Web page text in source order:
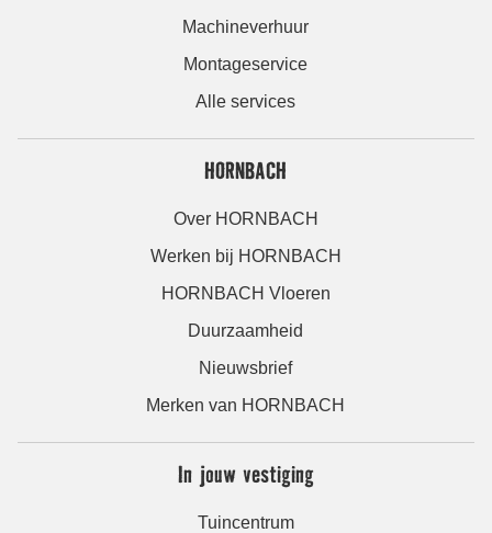
Machineverhuur
Montageservice
Alle services
HORNBACH
Over HORNBACH
Werken bij HORNBACH
HORNBACH Vloeren
Duurzaamheid
Nieuwsbrief
Merken van HORNBACH
In jouw vestiging
Tuincentrum